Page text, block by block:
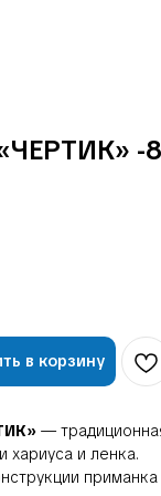
-
в корзину
—
хариуса и ленка.